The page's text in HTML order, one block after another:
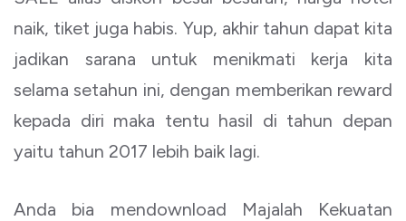
naik, tiket juga habis. Yup, akhir tahun dapat kita
jadikan sarana untuk menikmati kerja kita
selama setahun ini, dengan memberikan reward
kepada diri maka tentu hasil di tahun depan
yaitu tahun 2017 lebih baik lagi.
Anda bia mendownload Majalah Kekuatan